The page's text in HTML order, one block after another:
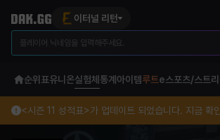
이터널 리턴
순위표유니온실험체 통계 아이템루트e스포츠/스트리
<시즌 11 성적표>가 업데이트 되었습니다. 지금 확